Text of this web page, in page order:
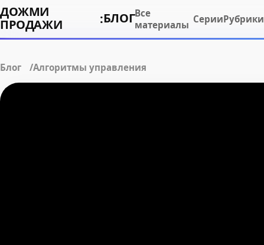
ДОЖМИ
ПРОДАЖИ
:БЛОГВсе
материалы СерииРубрики
Блог Алгоритмы управления